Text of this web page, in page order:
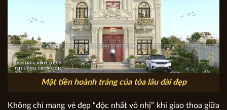
Mặt tiền hoành tráng của tòa lâu đài đẹp
Không chỉ mang vẻ đẹp “độc nhất vô nhị” khi giao thoa giữa